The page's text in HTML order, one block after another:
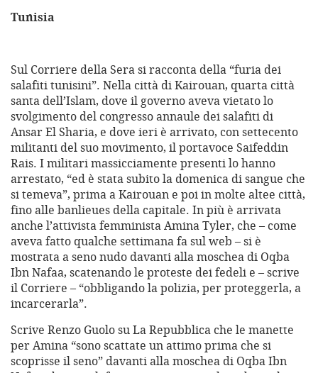
Tunisia
Sul Corriere della Sera si racconta della “furia dei
salafiti tunisini”. Nella città di Kairouan, quarta città
santa dell’Islam, dove il governo aveva vietato lo
svolgimento del congresso annaule dei salafiti di
Ansar El Sharia, e dove ieri è arrivato, con settecento
militanti del suo movimento, il portavoce Saifeddin
Rais. I militari massicciamente presenti lo hanno
arrestato, “ed è stata subito la domenica di sangue che
si temeva”, prima a Kairouan e poi in molte altee città,
fino alle banlieues della capitale. In più è arrivata
anche l’attivista femminista Amina Tyler, che – come
aveva fatto qualche settimana fa sul web – si è
mostrata a seno nudo davanti alla moschea di Oqba
Ibn Nafaa, scatenando le proteste dei fedeli e – scrive
il Corriere – “obbligando la polizia, per proteggerla, a
incarcerarla”.
Scrive Renzo Guolo su La Repubblica che le manette
per Amina “sono scattate un attimo prima che si
scoprisse il seno” davanti alla moschea di Oqba Ibn